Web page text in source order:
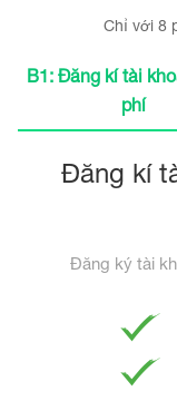
Chỉ với 8
B1: Đăng kí tài
phí
Đăng kí
Đăng ký tài